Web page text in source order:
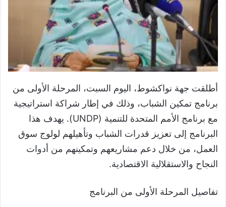
أطلقت جهة نواكشوط، اليوم السبت، المرحلة الأولى من
برنامج تمكين الشباب، وذلك في إطار شراكة استراتيجية
مع برنامج الأمم المتحدة للتنمية (UNDP). يهدف هذا
البرنامج إلى تعزيز قدرات الشباب وتأهيلهم لولوج سوق
العمل، من خلال دعم مشاريعهم وتمكينهم من أدوات
النجاح والاستقلالية الاقتصادية.
تفاصيل المرحلة الأولى من البرنامج